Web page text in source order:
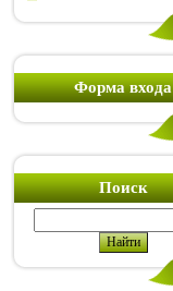
Форма входа
Поиск